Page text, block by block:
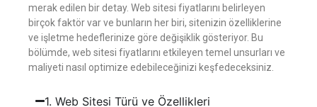
merak edilen bir detay. Web sitesi fiyatlarını belirleyen
birçok faktör var ve bunların her biri, sitenizin özelliklerine
ve işletme hedeflerinize göre değişiklik gösteriyor. Bu
bölümde, web sitesi fiyatlarını etkileyen temel unsurları ve
maliyeti nasıl optimize edebileceğinizi keşfedeceksiniz.
1. Web Sitesi Türü ve Özellikleri